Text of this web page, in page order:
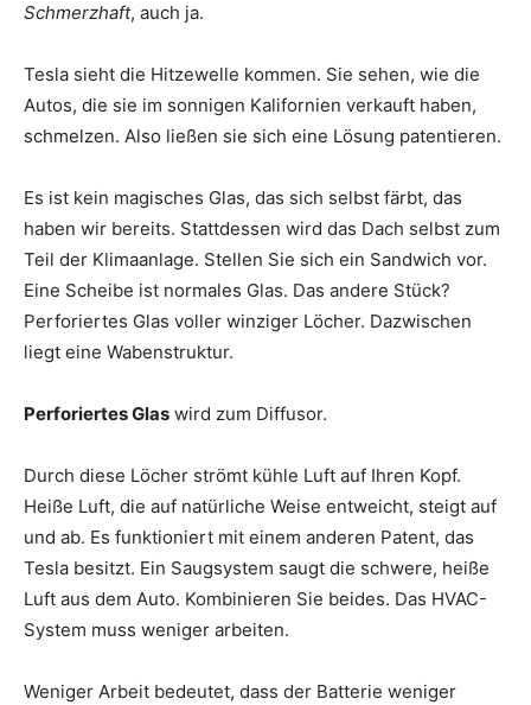
Schmerzhaft, auch ja.
Tesla sieht die Hitzewelle kommen. Sie sehen, wie die
Autos, die sie im sonnigen Kalifornien verkauft haben,
schmelzen. Also ließen sie sich eine Lösung patentieren.
Es ist kein magisches Glas, das sich selbst färbt, das
haben wir bereits. Stattdessen wird das Dach selbst zum
Teil der Klimaanlage. Stellen Sie sich ein Sandwich vor.
Eine Scheibe ist normales Glas. Das andere Stück?
Perforiertes Glas voller winziger Löcher. Dazwischen
liegt eine Wabenstruktur.
Perforiertes Glas wird zum Diffusor.
Durch diese Löcher strömt kühle Luft auf Ihren Kopf.
Heiße Luft, die auf natürliche Weise entweicht, steigt auf
und ab. Es funktioniert mit einem anderen Patent, das
Tesla besitzt. Ein Saugsystem saugt die schwere, heiße
Luft aus dem Auto. Kombinieren Sie beides. Das HVAC-
System muss weniger arbeiten.
Weniger Arbeit bedeutet, dass der Batterie weniger